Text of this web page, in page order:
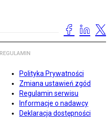
REGULAMIN
Polityka Prywatności
Zmiana ustawień zgód
Regulamin serwisu
Informacje o nadawcy
Deklaracja dostępności